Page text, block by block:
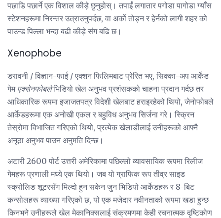
पछाडि पछार्ने एक विशाल कीड़े छुनुहोस्। तपाईं लगातार पगोडा पागोडा ग्याँस
स्टेशनहरूमा निरन्तर उत्राउनुपर्दछ, वा अर्को तोड्न र हेर्नको लागी शहर को
पाउन्ड पिल्ला भन्दा बढी कीड़े संग बढि छ।
Xenophobe
डरावनी / विज्ञान-फाई / एक्शन फिलिमबाट प्रेरित भए, सिक्का-अप आर्केड
गेम एक्सेनफोबलेभिडियो खेल अनुभव प्रशंसकको चाहना प्रदान गर्दछ तर
आधिकारिक रूपमा इजाजतपत्र विदेशी खेलबाट हराइरहेको थियो, जेनोफोबले
आर्केडहरूमा एक अनोखी एकल र बहुविध अनुभव सिर्जना गरे। स्क्रिन
तेस्रोमा विभाजित गरिएको थियो, प्रत्येक खेलाडीलाई उनीहरूको आफ्नै
अनूठा अनुभव पाउन अनुमति दिन्छ।
अटारी 2600 पोर्ट उत्तरी अमेरिकामा पछिल्लो व्यावसायिक रूपमा रिलीज
गेमहरू प्रणाली मध्ये एक थियो। जब यो ग्राफिक रूप तीव्र साइड
स्क्रोलिङ शूटरसँग मिल्दो हुन सकेन जुन भिडियो आर्केडहरू र 8-बिट
कन्सोलहरू व्याख्या गरिएको छ, यो एक मजेदार नवीनताको रूपमा खडा हुन्छ
किनभने उनीहरूले खेल मेकानिक्सलाई संक्रमणमा केही रचनात्मक दृष्टिकोण